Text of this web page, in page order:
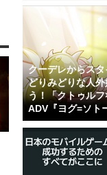
クーデレからス
どりみどりな人
う！「クトゥル
ADV『ヨグ=ソト